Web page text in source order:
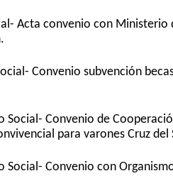
Acta convenio con
Convenio subvención
Convenio de
para varones Cruz del
Convenio con